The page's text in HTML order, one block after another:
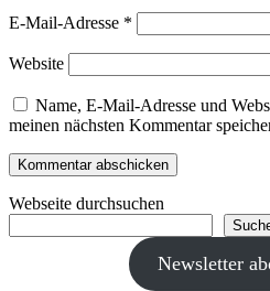
E-Mail-Adresse *
Website
Name, E-Mail-Adresse und
meinen nächsten Kommentar
Webseite durchsuchen
Newsletter